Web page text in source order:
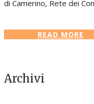
di Camerino, Rete dei
READ MORE
Archivi